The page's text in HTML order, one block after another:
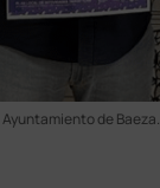
de Baeza.